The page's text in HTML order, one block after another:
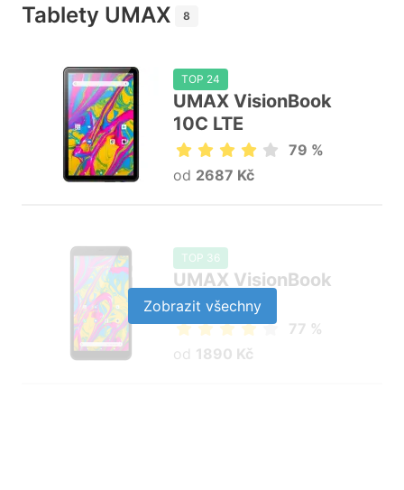
Tablety UMAX 8
TOP 24
UMAX VisionBook
10C LTE
79 %
od 2687 Kč
TOP 36
UMAX VisionBook
8C LTE
77 %
od 1890 Kč
Zobrazit všechny